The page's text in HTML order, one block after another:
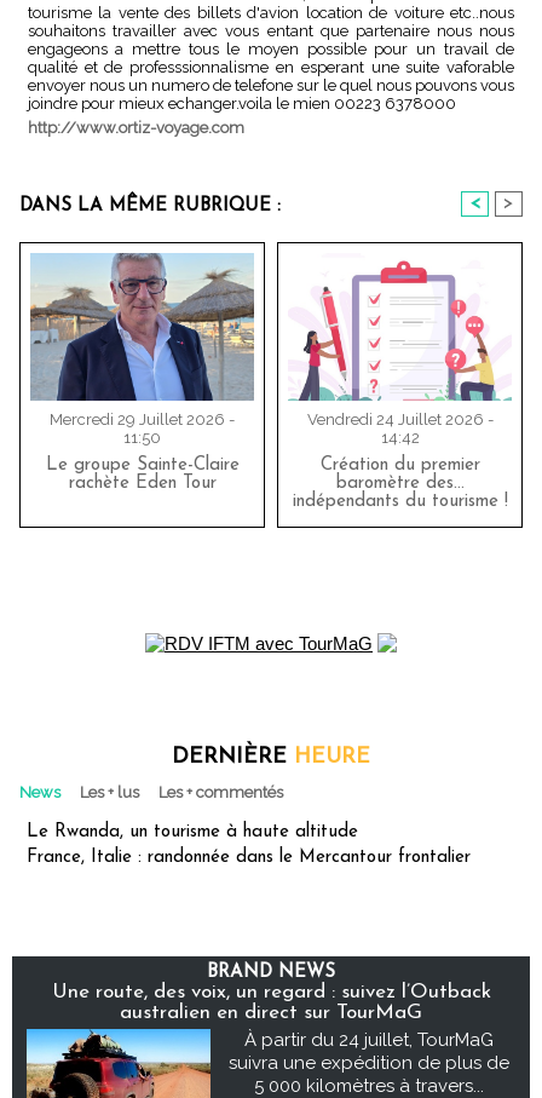
tourisme la vente des billets d'avion location de voiture etc..nous
souhaitons travailler avec vous entant que partenaire nous nous
engageons a mettre tous le moyen possible pour un travail de
qualité et de professsionnalisme en esperant une suite vaforable
envoyer nous un numero de telefone sur le quel nous pouvons vous
joindre pour mieux echanger.voila le mien 00223 6378000
http://www.ortiz-voyage.com
DANS LA MÊME RUBRIQUE : < >
Mercredi 29 Juillet 2026 -
11:50
Le groupe Sainte-Claire
rachète Eden Tour
Vendredi 24 Juillet 2026 -
14:42
Création du premier
baromètre des…
indépendants du tourisme !
DERNIÈRE HEURE
News Les + lus Les + commentés
Le Rwanda, un tourisme à haute altitude
France, Italie : randonnée dans le Mercantour frontalier
BRAND NEWS
Une route, des voix, un regard : suivez l’Outback
australien en direct sur TourMaG
À partir du 24 juillet, TourMaG
suivra une expédition de plus de
5 000 kilomètres à travers...